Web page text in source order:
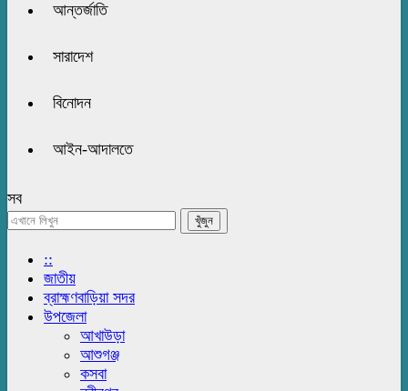
আন্তর্জাতি
সারাদেশ
বিনোদন
আইন-আদালতে
সব
::
জাতীয়
ব্রাহ্মণবাড়িয়া সদর
উপজেলা
আখাউড়া
আশুগঞ্জ
কসবা